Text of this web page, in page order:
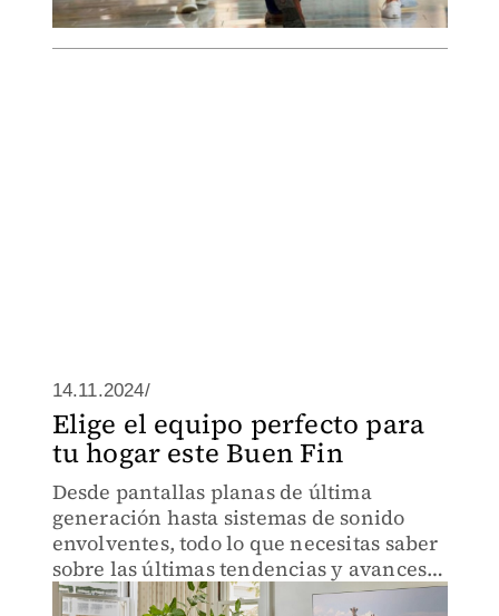
14.11.2024/
Elige el equipo perfecto para
tu hogar este Buen Fin
Desde pantallas planas de última
generación hasta sistemas de sonido
envolventes, todo lo que necesitas saber
sobre las últimas tendencias y avances
en tecnología para el entretenimiento.